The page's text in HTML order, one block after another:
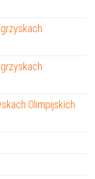
Olimpijskich